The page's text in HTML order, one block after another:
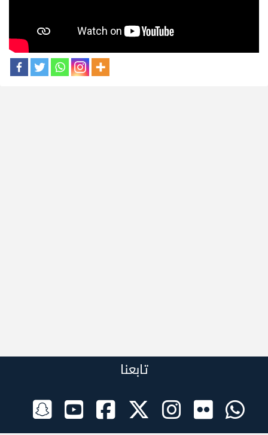
تابعنا